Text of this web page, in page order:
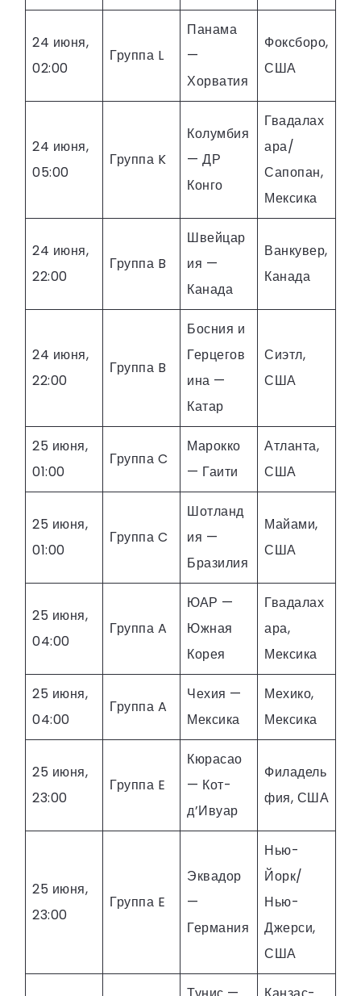
24 июня,
02:00
Группа L
Панама
—
Хорватия
Фоксборо,
США
24 июня,
05:00
Группа K
Колумбия
— ДР
Конго
Гвадалах
ара/
Сапопан,
Мексика
24 июня,
22:00
Группа B
Швейцар
ия —
Канада
Ванкувер,
Канада
24 июня,
22:00
Группа B
Босния и
Герцегов
ина —
Катар
Сиэтл,
США
25 июня,
01:00
Группа C
Марокко
— Гаити
Атланта,
США
25 июня,
01:00
Группа C
Шотланд
ия —
Бразилия
Майами,
США
25 июня,
04:00
Группа A
ЮАР —
Южная
Корея
Гвадалах
ара,
Мексика
25 июня,
04:00
Группа A
Чехия —
Мексика
Мехико,
Мексика
25 июня,
23:00
Группа E
Кюрасао
— Кот-
д’Ивуар
Филадель
фия, США
25 июня,
23:00
Группа E
Эквадор
—
Германия
Нью-
Йорк/
Нью-
Джерси,
США